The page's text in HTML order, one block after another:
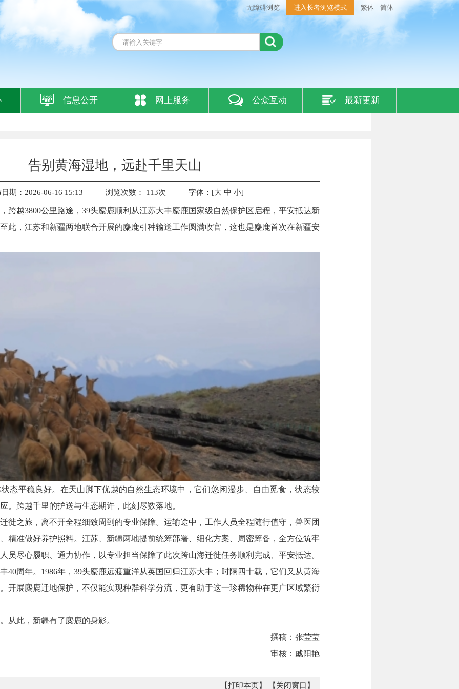
无障碍浏览 进入长者浏览模式 繁体 简体
信息公开 网上服务 公众互动 最新更新
告别黄海湿地，远赴千里天山
期：2026-06-16 15:13 浏览次数： 113次 字体：[大 中 小]
跨越3800公里路途，39头麋鹿顺利从江苏大丰麋鹿国家级自然保护区启程，平安抵达新
此，江苏和新疆两地联合开展的麋鹿引种输送工作圆满收官，这也是麋鹿首次在新疆安
态平稳良好。在天山脚下优越的自然生态环境中，它们悠闲漫步、自由觅食，状态较
。跨越千里的护送与生态期许，此刻尽数落地。
徙之旅，离不开全程细致周到的专业保障。运输途中，工作人员全程随行值守，兽医团
精准做好养护照料。江苏、新疆两地提前统筹部署、细化方案、周密筹备，全方位筑牢
员尽心履职、通力协作，以专业担当保障了此次跨山海迁徙任务顺利完成、平安抵达。
40周年。1986年，39头麋鹿远渡重洋从英国回归江苏大丰；时隔四十载，它们又从黄海
开展麋鹿迁地保护，不仅能实现种群科学分流，更有助于这一珍稀物种在更广区域繁衍
从此，新疆有了麋鹿的身影。
撰稿：张莹莹
审核：戚阳艳
【打印本页】 【关闭窗口】